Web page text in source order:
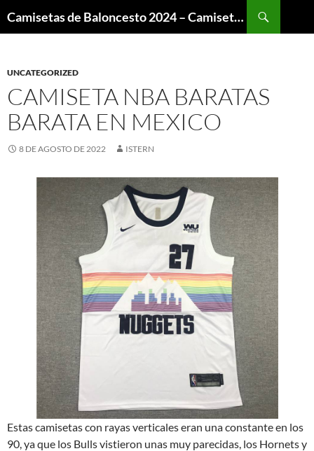
Camisetas de Baloncesto 2024 – Camisetas NBA
UNCATEGORIZED
CAMISETA NBA BARATAS
BARATA EN MEXICO
8 DE AGOSTO DE 2022 ISTERN
Estas camisetas con rayas verticales eran una constante en los
90, ya que los Bulls vistieron unas muy parecidas, los Hornets y